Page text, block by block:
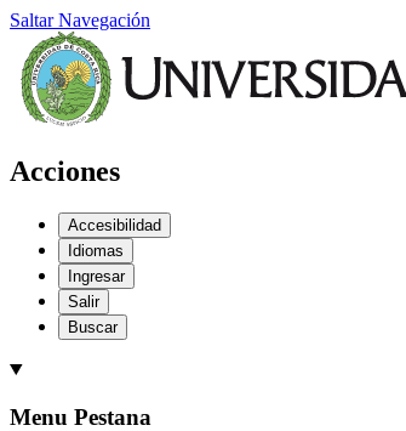
Saltar Navegación
Acciones
Accesibilidad
Idiomas
Ingresar
Salir
Buscar
Menu Pestana